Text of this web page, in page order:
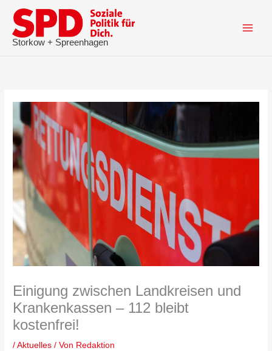
Inhalt
springen
Storkow + Spreenhagen
Einigung zwischen Landkreisen und
Krankenkassen – 112 bleibt
kostenfrei!
/Aktuelles / Von Redaktion